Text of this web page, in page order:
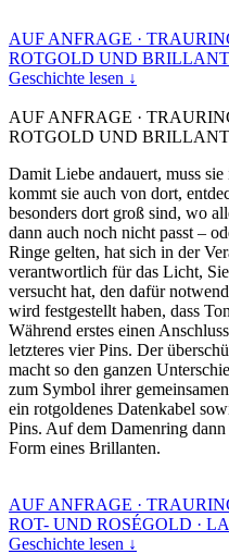
AUF ANFRAGE ·
ROTGOLD UND BRILLANT
Geschichte lesen ↓
AUF ANFRAGE ·
ROTGOLD UND BRILLANT
Damit Liebe andauert, muss
kommt sie auch von dort,
besonders dort groß sind, wo
dann auch noch nicht passt –
Ringe gelten, hat sich in der
verantwortlich für das Licht,
versucht hat, den dafür
wird festgestellt haben, dass
Während erstes einen
letzteres vier Pins. Der
macht so den ganzen
zum Symbol ihrer
ein rotgoldenes Datenkabel
Pins. Auf dem Damenring
Form eines Brillanten.
AUF ANFRAGE ·
ROT- UND ROSÉGOLD ·
Geschichte lesen ↓